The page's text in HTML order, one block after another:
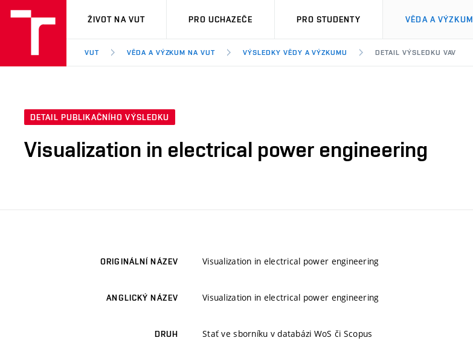
VUT
ŽIVOT NA VUT PRO UCHAZEČE PRO STUDENTY VĚDA A VÝZKUM
VUT VĚDA A VÝZKUM NA VUT VÝSLEDKY VĚDY A VÝZKUMU DETAIL VÝSLEDKU VAV
DETAIL PUBLIKAČNÍHO VÝSLEDKU
Visualization in electrical power engineering
ORIGINÁLNÍ NÁZEV Visualization in electrical power engineering
ANGLICKÝ NÁZEV Visualization in electrical power engineering
DRUH Stať ve sborníku v databázi WoS či Scopus